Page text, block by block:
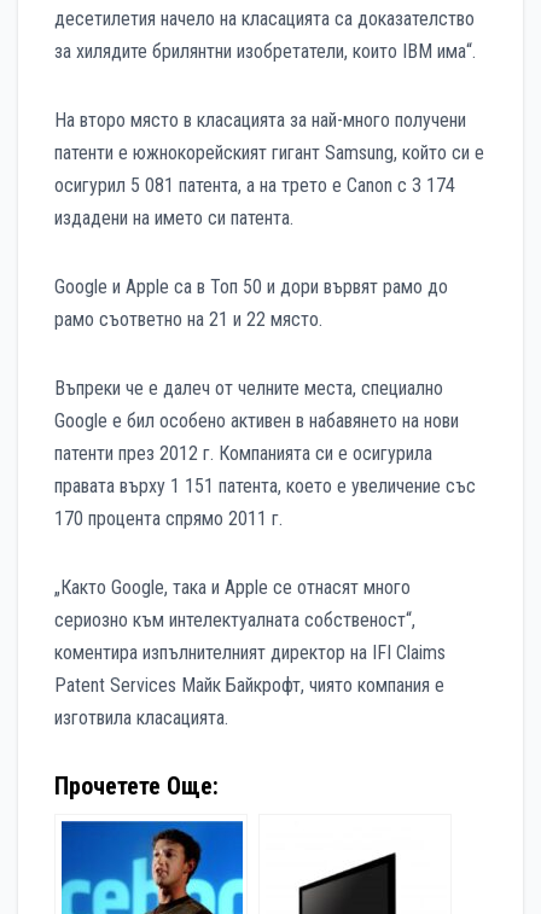
десетилетия начело на класацията са доказателство
за хилядите брилянтни изобретатели, които IBM има“.
На второ място в класацията за най-много получени
патенти е южнокорейският гигант Samsung, който си е
осигурил 5 081 патента, а на трето е Canon с 3 174
издадени на името си патента.
Google и Apple са в Топ 50 и дори вървят рамо до
рамо съответно на 21 и 22 място.
Въпреки че е далеч от челните места, специално
Google е бил особено активен в набавянето на нови
патенти през 2012 г. Компанията си е осигурила
правата върху 1 151 патента, което е увеличение със
170 процента спрямо 2011 г.
„Както Google, така и Apple се отнасят много
сериозно към интелектуалната собственост“,
коментира изпълнителният директор на IFI Claims
Patent Services Майк Байкрофт, чиято компания е
изготвила класацията.
Прочетете Още: